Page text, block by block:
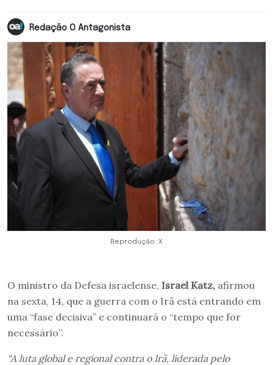
Redação O Antagonista
Reprodução: X
O ministro da Defesa israelense, Israel Katz, afirmou
na sexta, 14, que a guerra com o Irã está entrando em
uma “fase decisiva” e continuará o “tempo que for
necessário”.
“A luta global e regional contra o Irã, liderada pelo